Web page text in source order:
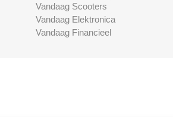
Vandaag Scooters
Vandaag Elektronica
Vandaag Financieel